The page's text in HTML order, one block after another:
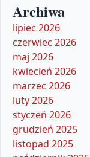
Archiwa
lipiec 2026
czerwiec 2026
maj 2026
kwiecień 2026
marzec 2026
luty 2026
styczeń 2026
grudzień 2025
listopad 2025